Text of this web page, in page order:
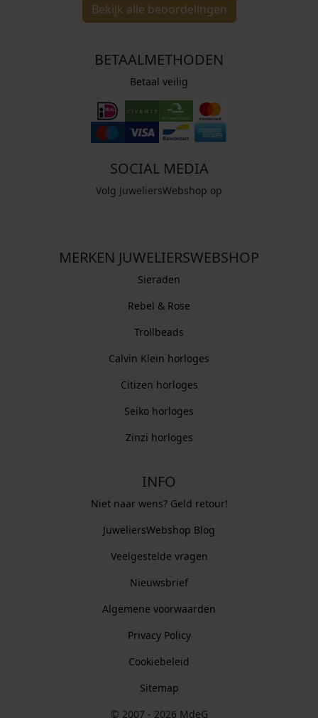
Bekijk alle beoordelingen
BETAALMETHODEN
Betaal veilig
SOCIAL MEDIA
Volg JuweliersWebshop op
MERKEN JUWELIERSWEBSHOP
Sieraden
Rebel & Rose
Trollbeads
Calvin Klein horloges
Citizen horloges
Seiko horloges
Zinzi horloges
INFO
Niet naar wens? Geld retour!
JuweliersWebshop Blog
Veelgestelde vragen
Nieuwsbrief
Algemene voorwaarden
Privacy Policy
Cookiebeleid
Sitemap
© 2007 - 2026 MdeG